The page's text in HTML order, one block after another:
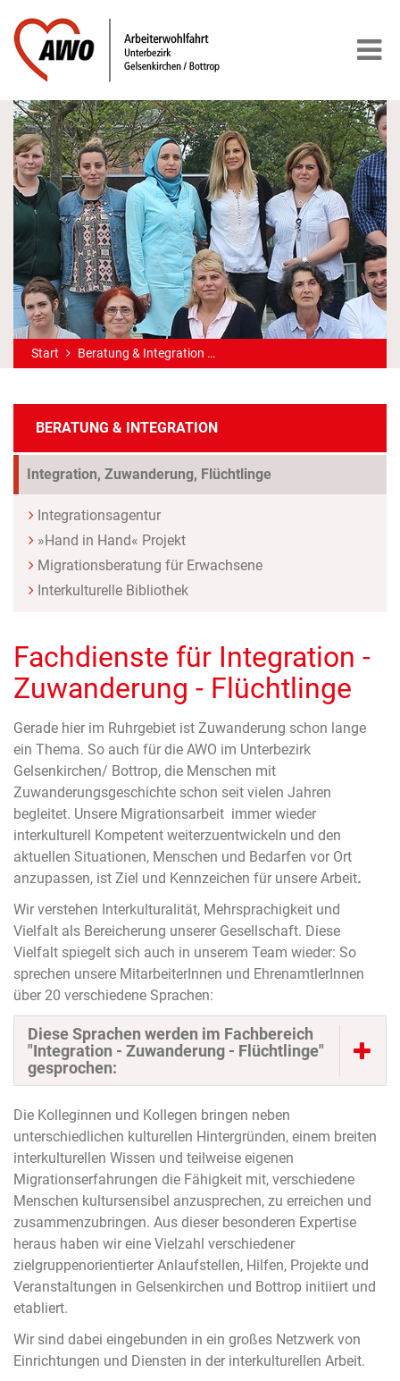
Start Beratung & Integration
BERATUNG & INTEGRATION
Integration, Zuwanderung, Flüchtlinge
Integrationsagentur
»Hand in Hand« Projekt
Migrationsberatung für Erwachsene
Interkulturelle Bibliothek
Fachdienste für Integration -
Zuwanderung - Flüchtlinge
Gerade hier im Ruhrgebiet ist Zuwanderung schon lange
ein Thema. So auch für die AWO im Unterbezirk
Gelsenkirchen/ Bottrop, die Menschen mit
Zuwanderungsgeschichte schon seit vielen Jahren
begleitet. Unsere Migrationsarbeit immer wieder
interkulturell Kompetent weiterzuentwickeln und den
aktuellen Situationen, Menschen und Bedarfen vor Ort
anzupassen, ist Ziel und Kennzeichen für unsere Arbeit.
Wir verstehen Interkulturalität, Mehrsprachigkeit und
Vielfalt als Bereicherung unserer Gesellschaft. Diese
Vielfalt spiegelt sich auch in unserem Team wieder: So
sprechen unsere MitarbeiterInnen und EhrenamtlerInnen
über 20 verschiedene Sprachen:
Diese Sprachen werden im Fachbereich
"Integration - Zuwanderung - Flüchtlinge"
gesprochen:
Die Kolleginnen und Kollegen bringen neben
unterschiedlichen kulturellen Hintergründen, einem breiten
interkulturellen Wissen und teilweise eigenen
Migrationserfahrungen die Fähigkeit mit, verschiedene
Menschen kultursensibel anzusprechen, zu erreichen und
zusammenzubringen. Aus dieser besonderen Expertise
heraus haben wir eine Vielzahl verschiedener
zielgruppenorientierter Anlaufstellen, Hilfen, Projekte und
Veranstaltungen in Gelsenkirchen und Bottrop initiiert und
etabliert.
Wir sind dabei eingebunden in ein großes Netzwerk von
Einrichtungen und Diensten in der interkulturellen Arbeit.